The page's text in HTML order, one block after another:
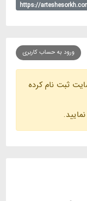
ورود به حساب کاربری
ثبت نام کرده